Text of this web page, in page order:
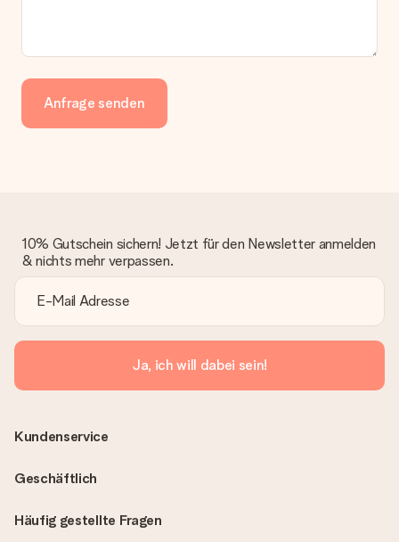
Anfrage senden
10% Gutschein sichern! Jetzt für den Newsletter anmelden
& nichts mehr verpassen.
Ja, ich will dabei sein!
Häufig gestellte Fragen
Kundenservice
Geschäftlich